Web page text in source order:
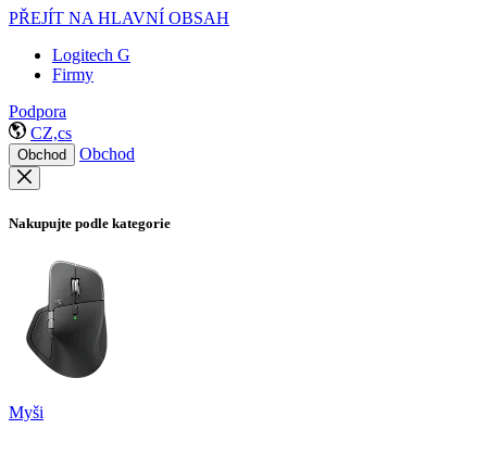
PŘEJÍT NA HLAVNÍ OBSAH
Logitech G
Firmy
Podpora
CZ,cs
Obchod Obchod
Nakupujte podle kategorie
Myši